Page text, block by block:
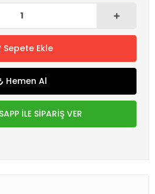
Sepete Ekle
Hemen Al
İLE SİPARİŞ VER